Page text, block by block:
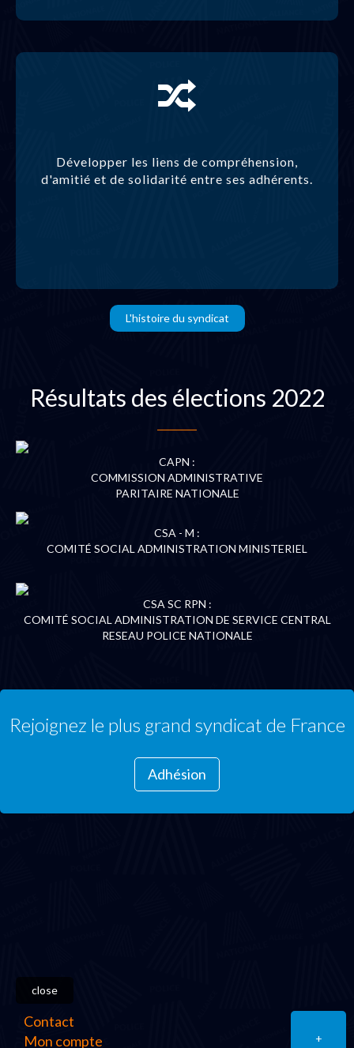
Développer les liens de compréhension,
d'amitié et de solidarité entre ses adhérents.
L'histoire du syndicat
Résultats des élections 2022
CAPN :
COMMISSION ADMINISTRATIVE
PARITAIRE NATIONALE
CSA - M :
COMITÉ SOCIAL ADMINISTRATION MINISTERIEL
CSA SC RPN :
COMITÉ SOCIAL ADMINISTRATION DE SERVICE CENTRAL
RESEAU POLICE NATIONALE
Rejoignez le plus grand syndicat de France
Adhésion
+
close
Contact
Mon compte